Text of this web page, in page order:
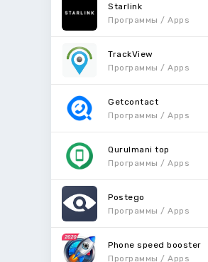
Starlink
Программы / Apps
TrackView
Программы / Apps
Getcontact
Программы / Apps
Qurulmani top
Программы / Apps
Postego
Программы / Apps
Phone speed booster
Программы / Apps